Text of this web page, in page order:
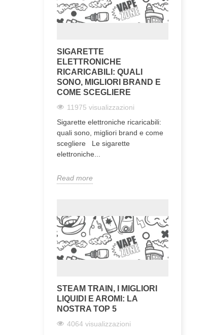
SIGARETTE
ELETTRONICHE
RICARICABILI: QUALI
SONO, MIGLIORI BRAND E
COME SCEGLIERE
11975 visualizzazioni
Sigarette elettroniche ricaricabili:
quali sono, migliori brand e come
scegliere Le sigarette
elettroniche...
Read more
STEAM TRAIN, I MIGLIORI
LIQUIDI E AROMI: LA
NOSTRA TOP 5
4064 visualizzazioni